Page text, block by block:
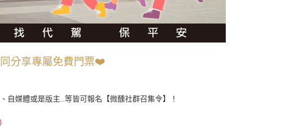
分享專屬免費門票❤️
自媒體或是版主…等皆可報名【微醺社群召集令】！